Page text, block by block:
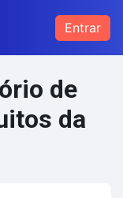
Entrar
de
da